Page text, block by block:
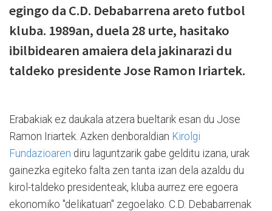
egingo da C.D. Debabarrena areto futbol
kluba. 1989an, duela 28 urte, hasitako
ibilbidearen amaiera dela jakinarazi du
taldeko presidente Jose Ramon Iriartek.
Erabakiak ez daukala atzera bueltarik esan du Jose
Ramon Iriartek. Azken denboraldian Kirolgi
Fundazioaren diru laguntzarik gabe gelditu izana, urak
gainezka egiteko falta zen tanta izan dela azaldu du
kirol-taldeko presidenteak, kluba aurrez ere egoera
ekonomiko "delikatuan" zegoelako. C.D. Debabarrenak